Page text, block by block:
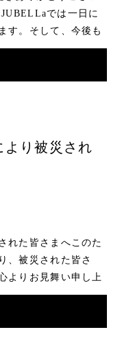
では一日に
す。そして、今後も
るよう、商品...
より被災され
れた皆さまへこのた
、被災された皆さ
よりお見舞い申し上
を取り戻...